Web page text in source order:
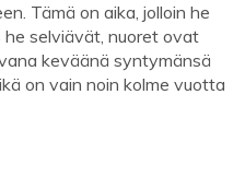
Tämä on aika, jolloin he
he selviävät, nuoret ovat
keväänä syntymänsä
on vain noin kolme vuotta